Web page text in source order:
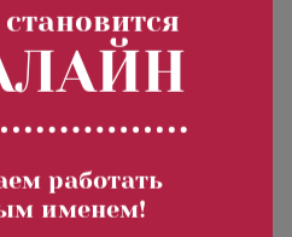
после пилинга
работать
именем!